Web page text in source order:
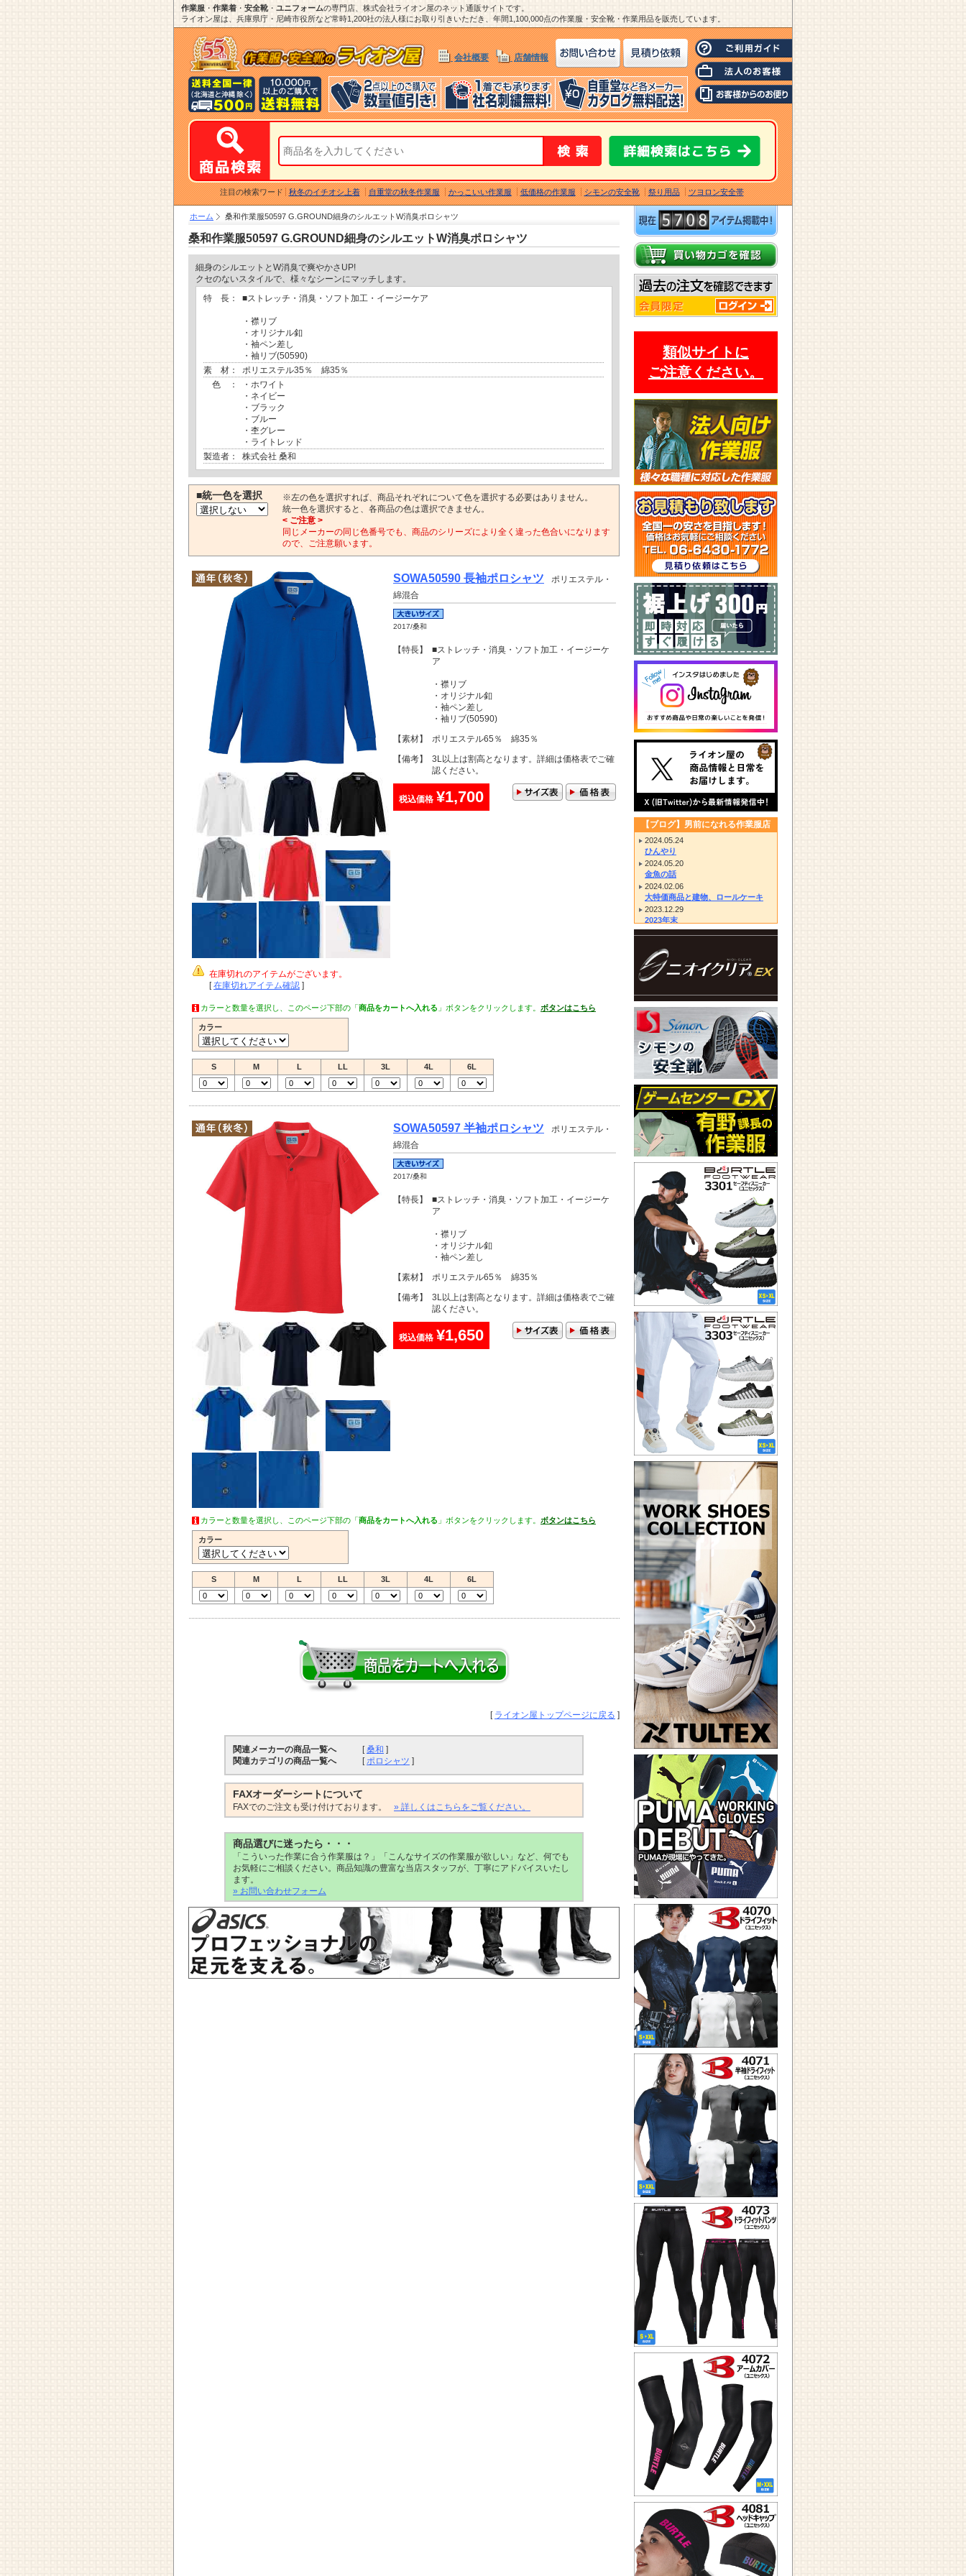
作業服 ・ 作業着 ・ 安全靴・ ユニフォームの専門店、株式会社ライオン屋のネット通販サイトです。
ライオン屋は、兵庫県庁・尼崎市役所など常時1,200社の法人様にお取り引きいただき、年間1,100,000点の作業服・安全靴・作業用品を販売しています。
会社概要 店舗情報
注目の検索ワード 秋冬のイチオシ上着 自重堂の秋冬作業服 かっこいい作業服 低価格の作業服 シモンの安全靴 祭り用品 ツヨロン安全帯
ホーム 桑和作業服50597 G.GROUND細身のシルエットW消臭ポロシャツ
桑和作業服50597 G.GROUND細身のシルエットW消臭ポロシャツ
細身のシルエットとW消臭で爽やかさUP!
クセのないスタイルで、様々なシーンにマッチします。
特 長：
■ストレッチ・消臭・ソフト加工・イージーケア
・襟リブ
・オリジナル釦
・袖ペン差し
・袖リブ(50590)
素 材：
ポリエステル35％ 綿35％
色 ：
・ホワイト
・ネイビー
・ブラック
・ブルー
・杢グレー
・ライトレッド
製造者：
株式会社 桑和
■統一色を選択
※左の色を選択すれば、商品それぞれについて色を選択する必要はありません。
統一色を選択すると、各商品の色は選択できません。
< ご注意 >
同じメーカーの同じ色番号でも、商品のシリーズにより全く違った色合いになります
ので、ご注意願います。
SOWA50590 長袖ポロシャツ
ポリエステル・
綿混合
2017/桑和
【特長】
■ストレッチ・消臭・ソフト加工・イージーケ
ア
・襟リブ
・オリジナル釦
・袖ペン差し
・袖リブ(50590)
【素材】
ポリエステル65％ 綿35％
【備考】
3L以上は割高となります。詳細は価格表でご確
認ください。
税込価格 ¥1,700
在庫切れのアイテムがございます。
[在庫切れアイテム確認 ]
カラーと数量を選択し、このページ下部の「商品をカートへ入れる 」ボタンをクリックします。 ボタンはこちら
カラー
S M L LL 3L 4L 6L
SOWA50597 半袖ポロシャツ
ポリエステル・
綿混合
2017/桑和
【特長】
■ストレッチ・消臭・ソフト加工・イージーケ
ア
・襟リブ
・オリジナル釦
・袖ペン差し
【素材】
ポリエステル65％ 綿35％
【備考】
3L以上は割高となります。詳細は価格表でご確
認ください。
税込価格 ¥1,650
カラーと数量を選択し、このページ下部の「商品をカートへ入れる 」ボタンをクリックします。 ボタンはこちら
カラー
S M L LL 3L 4L 6L
[ ライオン屋トップページに戻る ]
関連メーカーの商品一覧へ [桑和 ]
関連カテゴリの商品一覧へ
[ポロシャツ ]
FAXオーダーシートについて
FAXでのご注文も受け付けております。 » 詳しくはこちらをご覧ください。
商品選びに迷ったら・・・
「こういった作業に合う作業服は？」「こんなサイズの作業服が欲しい」など、何でも
お気軽にご相談ください。商品知識の豊富な当店スタッフが、丁寧にアドバイスいたし
ます。
» お問い合わせフォーム
類似サイトに
ご注意ください。
【ブログ】男前になれる作業服店
2024.05.24
ひんやり
2024.05.20
金魚の話
2024.02.06
大特価商品と建物、ロールケーキ
2023.12.29
2023年末
2023.12.14